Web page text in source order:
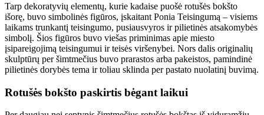
Tarp dekoratyvių elementų, kurie kadaise puošė rotušės bokšto
išorę, buvo simbolinės figūros, įskaitant Ponia Teisingumą – visiems
laikams trunkantį teisingumo, pusiausvyros ir pilietinės atsakomybės
simbolį. Šios figūros buvo viešas priminimas apie miesto
įsipareigojimą teisingumui ir teisės viršenybei. Nors dalis originalių
skulptūrų per šimtmečius buvo prarastos arba pakeistos, pamindinė
pilietinės dorybės tema ir toliau sklinda per pastato nuolatinį buvimą.
Rotušės bokšto paskirtis bėgant laikui